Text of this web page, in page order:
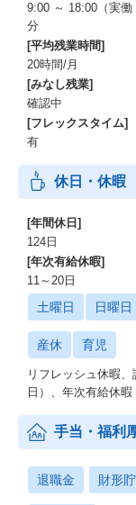
9:00 ～ 18:00（実
分
[平均残業時間]
20時間/月
[みなし残業]
確認中
[フレックスタイム]
有
休日・休暇
[年間休日]
124日
[年次有給休暇]
11～20日
土曜日 日曜日
産休 育児
リフレッシュ休暇
日）、年次有給休
手当・福利
退職金 財形